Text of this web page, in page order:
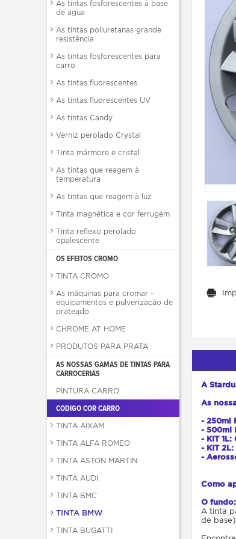
As tintas fosforescentes à base
de água
As tintas poliuretanas grande
resistência
As tintas fosforescentes para
carro
As tintas fluorescentes
As tintas fluorescentes UV
As tintas Candy
Verniz perolado Crystal
Tinta mármore e cristal
As tintas que reagem à
temperatura
As tintas que reagem à luz
Tinta magnética e cor ferrugem
Tinta reflexo perolado
opalescente
OS EFEITOS CROMO
TINTA CROMO
As máquinas para cromar –
equipamentos e pulverização de
prateado
CHROME AT HOME
PRODUTOS PARA PRATA
AS NOSSAS GAMAS DE TINTAS PARA
CARROCERIAS
PINTURA CARRO
CODIGO COR CARRO
TINTA AIXAM
TINTA ALFA ROMEO
TINTA ASTON MARTIN
TINTA AUDI
TINTA BMC
TINTA BMW
TINTA BUGATTI
A
As
- 250ml
- 500ml
- KIT
- KIT
-
Como
O fundo:
A tinta
de base).